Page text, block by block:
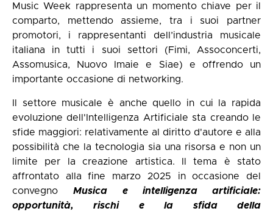
Music Week rappresenta un momento chiave per il
comparto, mettendo assieme, tra i suoi partner
promotori, i rappresentanti dell’industria musicale
italiana in tutti i suoi settori (Fimi, Assoconcerti,
Assomusica, Nuovo Imaie e Siae) e offrendo un
importante occasione di networking.
Il settore musicale è anche quello in cui la rapida
evoluzione dell'Intelligenza Artificiale sta creando le
sfide maggiori: relativamente al diritto d'autore e alla
possibilità che la tecnologia sia una risorsa e non un
limite per la creazione artistica. Il tema è stato
affrontato alla fine marzo 2025 in occasione del
convegnoMusica e intelligenza artificiale:
opportunità, rischi e la sfida della